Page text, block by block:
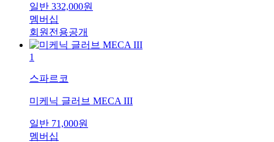
일반 332,000원
멤버십
회원전용공개
1
스파르코
미케닉 글러브 MECA III
일반 71,000원
멤버십